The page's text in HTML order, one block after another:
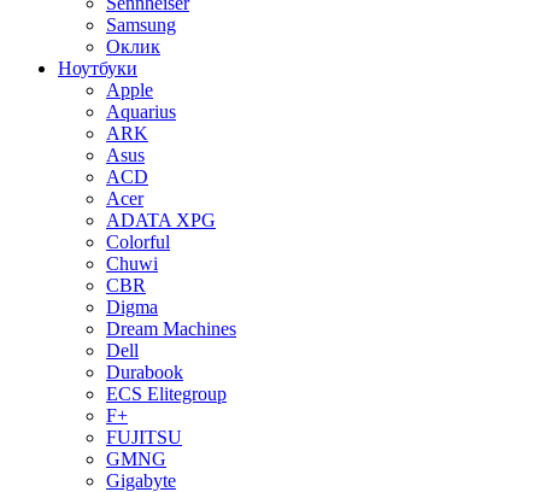
Samsung
Оклик
Ноутбуки
Apple
Aquarius
ARK
Asus
ACD
Acer
ADATA XPG
Colorful
Chuwi
CBR
Digma
Dream Machines
Dell
Durabook
ECS Elitegroup
F+
FUJITSU
GMNG
Gigabyte